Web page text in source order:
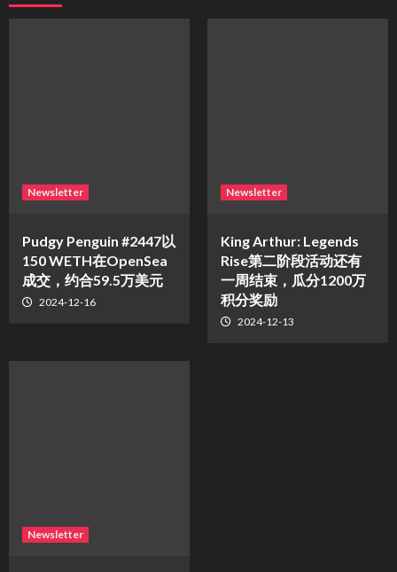
Newsletter
Pudgy Penguin #2447以
150 WETH在OpenSea
成交，约合59.5万美元
2024-12-16
Newsletter
King Arthur: Legends
Rise第二阶段活动还有
一周结束，瓜分1200万
积分奖励
2024-12-13
Newsletter